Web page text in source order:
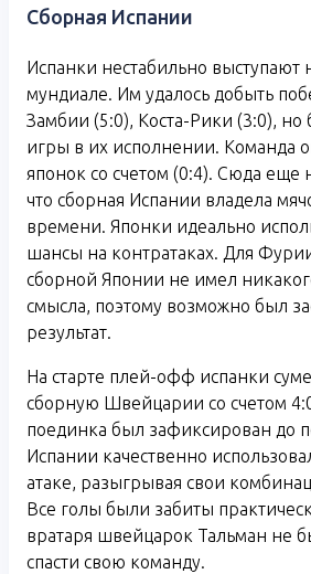
Сборная Испании
Испанки нестабильно выступают
мундиале. Им удалось добыть
Замбии (5:0), Коста-Рики (3:0),
игры в их исполнении. Команда
японок со счетом (0:4). Сюда еще
что сборная Испании владела
времени. Японки идеально
шансы на контратаках. Для
сборной Японии не имел
смысла, поэтому возможно был
результат.
На старте плей-офф испанки
сборную Швейцарии со счетом
поединка был зафиксирован до
Испании качественно
атаке, разыгрывая свои
Все голы были забиты
вратаря швейцарок Тальман не
спасти свою команду.